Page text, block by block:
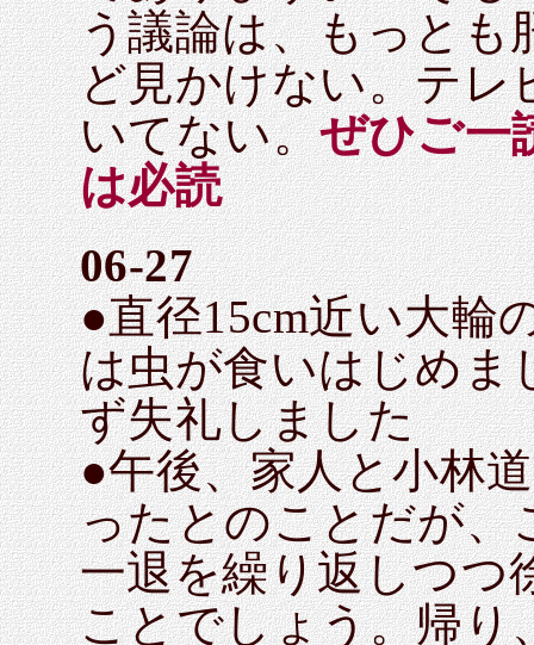
う議論は、もっとも
ど見かけない。テレ
いてない。ぜひご一
は必読
06-27
●直径15cm近い大輪
は虫が食いはじめま
ず失礼しました
●午後、家人と小林
ったとのことだが、
一退を繰り返しつつ
ことでしょう。帰り